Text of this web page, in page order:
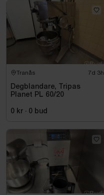
Tranås 7d 3h
Degblandare, Tripas
Planet PL 60/20
0 kr · 0 bud